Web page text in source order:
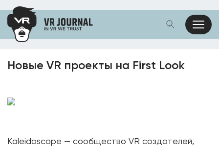
Новые VR проекты на First Look
Kaleidoscope — сообщество VR создателей,